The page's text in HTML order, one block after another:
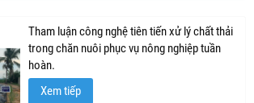
Tham luận công nghệ tiên tiến xử lý chất thải
trong chăn nuôi phục vụ nông nghiệp tuần
hoàn.
Xem tiếp